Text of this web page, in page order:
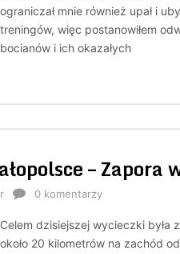
ograniczał mnie również upał i
treningów, więc postanowiłem
bocianów i ich okazałych
– Zapora
0 komentarzy
Celem dzisiejszej wycieczki była
około 20 kilometrów na zachód